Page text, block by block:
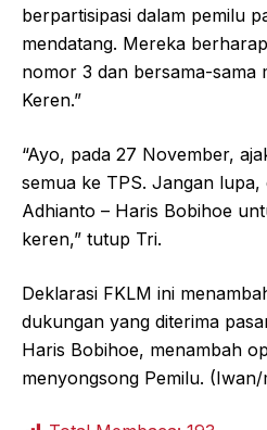
berpartisipasi dalam pemilu
mendatang. Mereka
nomor 3 dan bersama-sama
Keren.”
“Ayo, pada 27 November,
semua ke TPS. Jangan
Adhianto – Haris Bobihoe
keren,” tutup Tri.
Deklarasi FKLM ini
dukungan yang diterima
Haris Bobihoe, menambah
menyongsong Pemilu. (Iwan/